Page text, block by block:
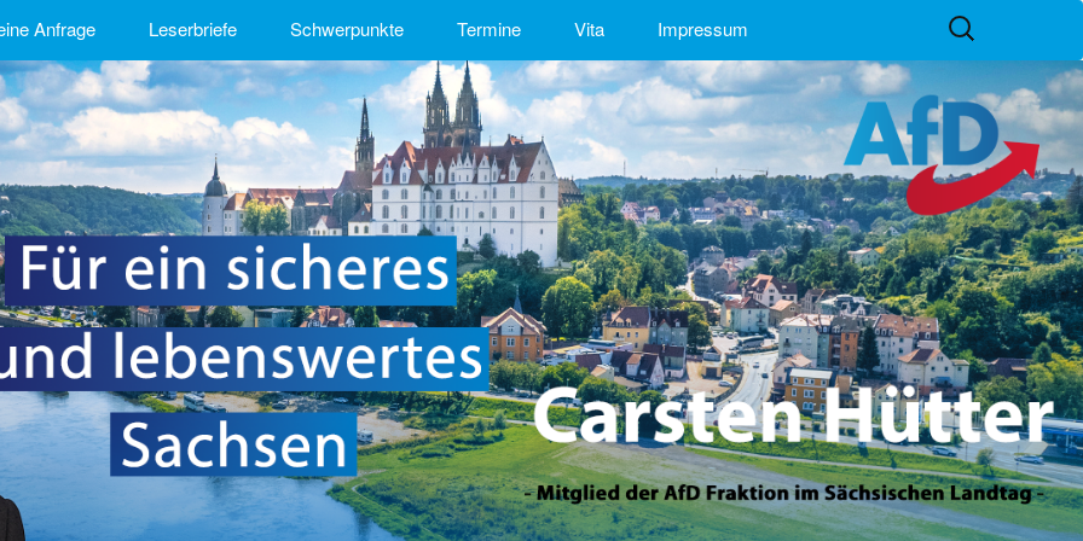
Anfrage Leserbriefe Schwerpunkte Termine Vita Impressum
Suchen
nach: